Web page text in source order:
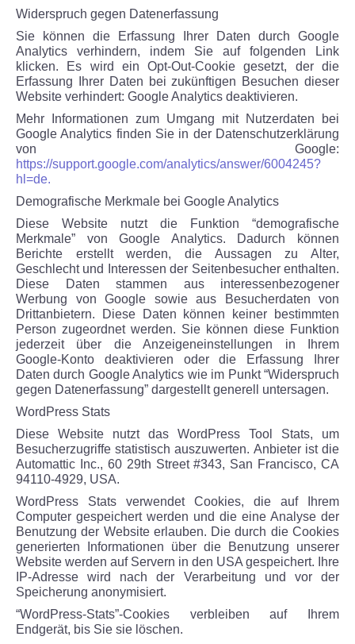
Widerspruch gegen Datenerfassung
Sie können die Erfassung Ihrer Daten durch Google
Analytics verhindern, indem Sie auf folgenden Link
klicken. Es wird ein Opt-Out-Cookie gesetzt, der die
Erfassung Ihrer Daten bei zukünftigen Besuchen dieser
Website verhindert: Google Analytics deaktivieren.
Mehr Informationen zum Umgang mit Nutzerdaten bei
Google Analytics finden Sie in der Datenschutzerklärung
von Google:
https://support.google.com/analytics/answer/6004245?
hl=de.
Demografische Merkmale bei Google Analytics
Diese Website nutzt die Funktion “demografische
Merkmale” von Google Analytics. Dadurch können
Berichte erstellt werden, die Aussagen zu Alter,
Geschlecht und Interessen der Seitenbesucher enthalten.
Diese Daten stammen aus interessenbezogener
Werbung von Google sowie aus Besucherdaten von
Drittanbietern. Diese Daten können keiner bestimmten
Person zugeordnet werden. Sie können diese Funktion
jederzeit über die Anzeigeneinstellungen in Ihrem
Google-Konto deaktivieren oder die Erfassung Ihrer
Daten durch Google Analytics wie im Punkt “Widerspruch
gegen Datenerfassung” dargestellt generell untersagen.
WordPress Stats
Diese Website nutzt das WordPress Tool Stats, um
Besucherzugriffe statistisch auszuwerten. Anbieter ist die
Automattic Inc., 60 29th Street #343, San Francisco, CA
94110-4929, USA.
WordPress Stats verwendet Cookies, die auf Ihrem
Computer gespeichert werden und die eine Analyse der
Benutzung der Website erlauben. Die durch die Cookies
generierten Informationen über die Benutzung unserer
Website werden auf Servern in den USA gespeichert. Ihre
IP-Adresse wird nach der Verarbeitung und vor der
Speicherung anonymisiert.
“WordPress-Stats”-Cookies verbleiben auf Ihrem
Endgerät, bis Sie sie löschen.